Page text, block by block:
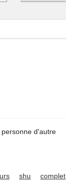
personne d'autre
shu complet